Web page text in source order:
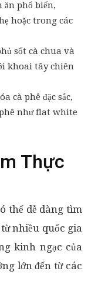
phổ biến,
hoặc trong các
sốt cà chua và
khoai tây chiên
cà phê đặc sắc,
phê như flat white
Thực
thể dễ dàng tìm
nhiều quốc gia
kinh ngạc của
lớn đến từ các